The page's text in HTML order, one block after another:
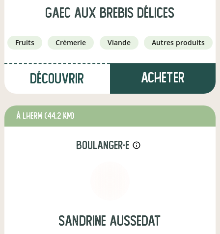
GAEC Aux Brebis Délices
fruits crèmerie viande autres produits
Découvrir Acheter
à Lherm (44,2 km)
boulanger·e info_outline
sandrine aussedat